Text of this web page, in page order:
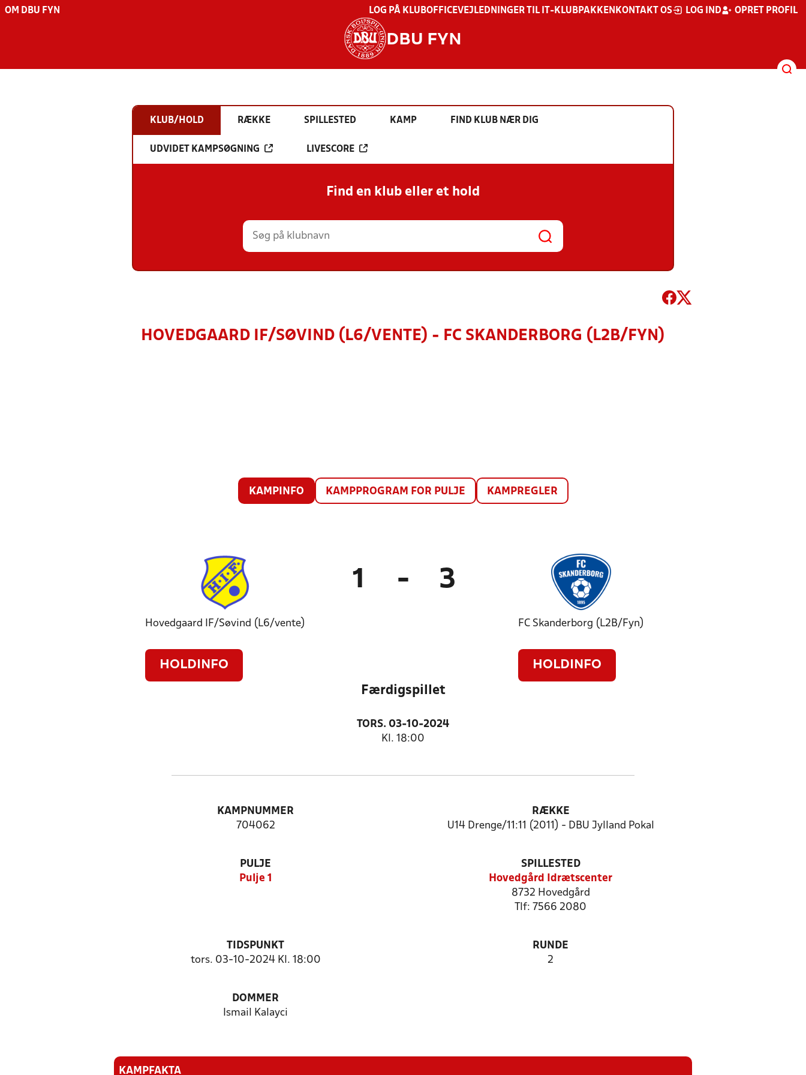
OM DBU FYN LOG PÅ KLUBOFFICEVEJLEDNINGER TIL IT-KLUBPAKKEN KONTAKT OS LOG IND OPRET PROFIL
DBU FYN
KLUB/HOLD RÆKKE SPILLESTED KAMP FIND KLUB NÆR DIG
UDVIDET KAMPSØGNING LIVESCORE
Find en klub eller et hold
HOVEDGAARD IF/SØVIND (L6/VENTE) - FC SKANDERBORG (L2B/FYN)
KAMPINFO KAMPPROGRAM FOR PULJE KAMPREGLER
Hovedgaard IF/Søvind (L6/vente)
HOLDINFO
1 - 3
FC Skanderborg (L2B/Fyn)
HOLDINFO
Færdigspillet
TORS. 03-10-2024
Kl. 18:00
KAMPNUMMER
704062
RÆKKE
U14 Drenge/11:11 (2011) - DBU Jylland Pokal
PULJE
Pulje 1
SPILLESTED
Hovedgård Idrætscenter
8732 Hovedgård
Tlf: 7566 2080
TIDSPUNKT
tors. 03-10-2024 Kl. 18:00
RUNDE
2
DOMMER
Ismail Kalayci
KAMPFAKTA